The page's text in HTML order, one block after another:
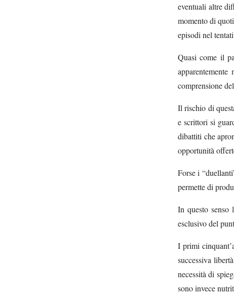
eventuali altre
momento di
episodi nel
Quasi come il
comprensione
Il rischio di
e scrittori si
dibattiti che
opportunità
Forse i
permette di
In questo senso
esclusivo del
I primi
successiva
necessità di
sono invece